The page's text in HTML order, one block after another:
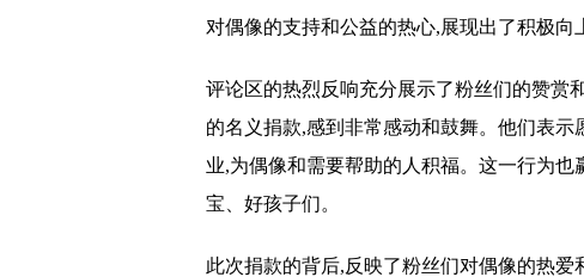
对偶像的支持和公益的热心,展现出了积极向
评论区的热烈反响充分展示了粉丝们的赞赏
的名义捐款,感到非常感动和鼓舞。他们表
业,为偶像和需要帮助的人积福。这一行为
宝、好孩子们。
此次捐款的背后,反映了粉丝们对偶像的热